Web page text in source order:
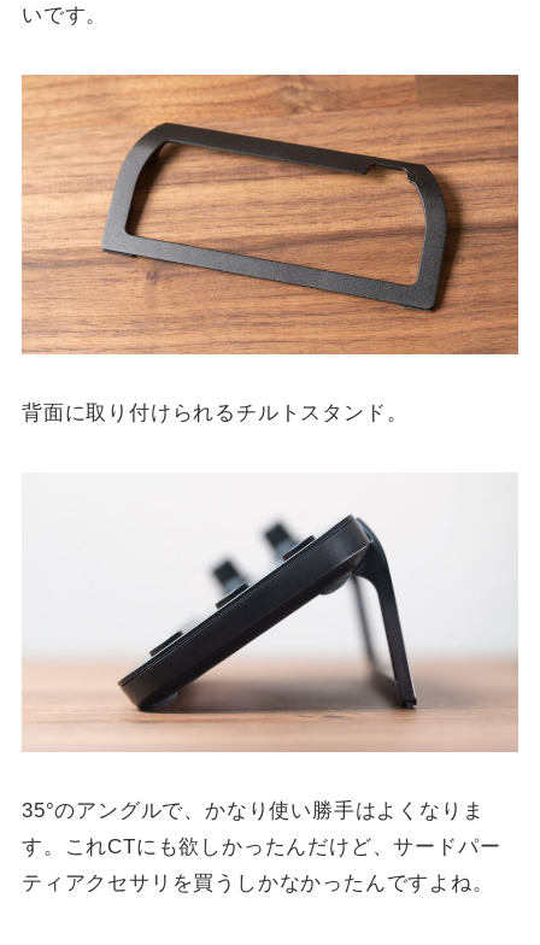
いです。
背面に取り付けられるチルトスタンド。
35°のアングルで、かなり使い勝手はよくなりま
す。これCTにも欲しかったんだけど、サードパー
ティアクセサリを買うしかなかったんですよね。